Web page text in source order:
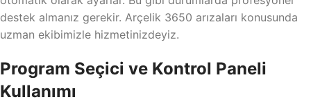
destek almanız gerekir. Arçelik 3650 arızaları konusunda
uzman ekibimizle hizmetinizdeyiz.
Program Seçici ve Kontrol Paneli
Kullanımı